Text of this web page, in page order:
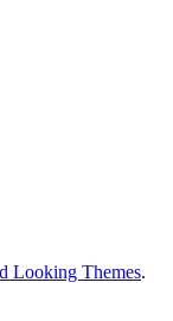
Looking Themes.